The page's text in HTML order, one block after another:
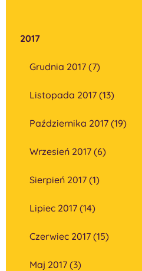
2017
Grudnia 2017 (7)
Listopada 2017 (13)
Października 2017 (19)
Wrzesień 2017 (6)
Sierpień 2017 (1)
Lipiec 2017 (14)
Czerwiec 2017 (15)
Maj 2017 (3)